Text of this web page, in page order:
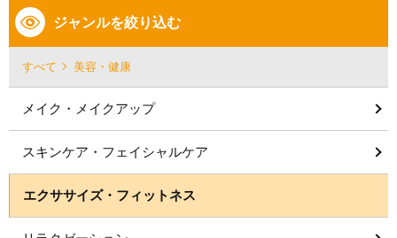
ジャンルを絞り込む
すべて 美容・健康
メイク・メイクアップ
スキンケア・フェイシャルケア
エクササイズ・フィットネス